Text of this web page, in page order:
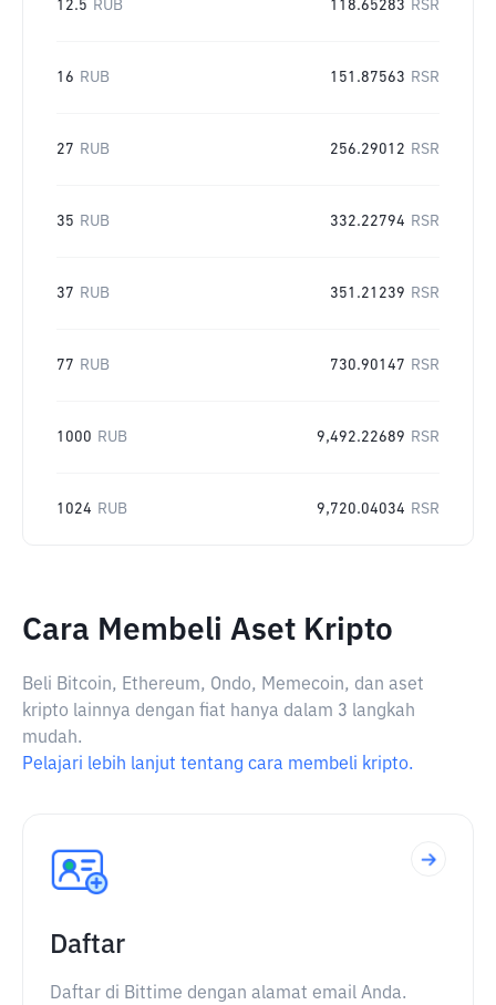
12.5 RUB 118.65283 RSR
16 RUB 151.87563 RSR
27 RUB 256.29012 RSR
35 RUB 332.22794 RSR
37 RUB 351.21239 RSR
77 RUB 730.90147 RSR
1000 RUB 9,492.22689 RSR
1024 RUB 9,720.04034 RSR
Cara Membeli Aset Kripto
Beli Bitcoin, Ethereum, Ondo, Memecoin, dan aset
kripto lainnya dengan fiat hanya dalam 3 langkah
mudah.
Pelajari lebih lanjut tentang cara membeli kripto.
Daftar
Daftar di Bittime dengan alamat email Anda.